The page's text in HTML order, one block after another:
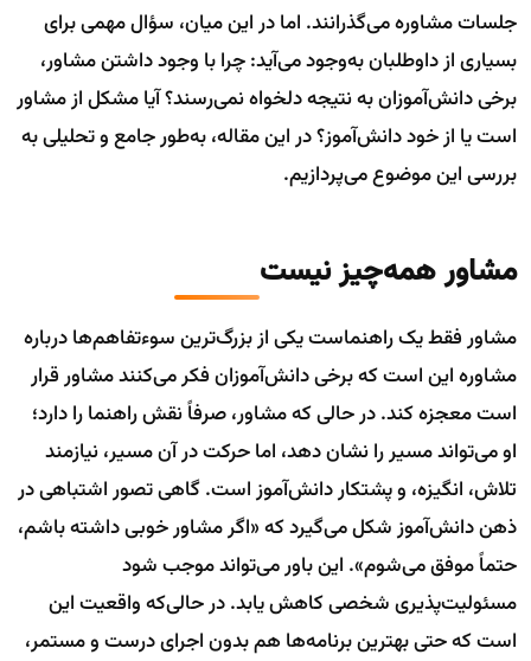
جلسات مشاوره می‌گذرانند. اما در این میان، سؤال مهمی برای
بسیاری از داوطلبان به‌وجود می‌آید: چرا با وجود داشتن مشاور،
برخی دانش‌آموزان به نتیجه دلخواه نمی‌رسند؟ آیا مشکل از مشاور
است یا از خود دانش‌آموز؟ در این مقاله، به‌طور جامع و تحلیلی به
بررسی این موضوع می‌پردازیم.
مشاور همه‌چیز نیست
مشاور فقط یک راهنماست یکی از بزرگ‌ترین سوءتفاهم‌ها درباره
مشاوره این است که برخی دانش‌آموزان فکر می‌کنند مشاور قرار
است معجزه کند. در حالی که مشاور، صرفاً نقش راهنما را دارد؛
او می‌تواند مسیر را نشان دهد، اما حرکت در آن مسیر، نیازمند
تلاش، انگیزه، و پشتکار دانش‌آموز است. گاهی تصور اشتباهی در
ذهن دانش‌آموز شکل می‌گیرد که «اگر مشاور خوبی داشته باشم،
حتماً موفق می‌شوم». این باور می‌تواند موجب شود
مسئولیت‌پذیری شخصی کاهش یابد. در حالی‌که واقعیت این
است که حتی بهترین برنامه‌ها هم بدون اجرای درست و مستمر،